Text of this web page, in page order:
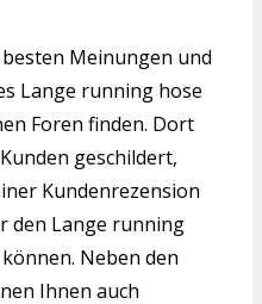
Meinungen und
Lange running hose
Foren finden. Dort
geschildert,
Kundenrezension
den Lange running
Neben den
Ihnen auch